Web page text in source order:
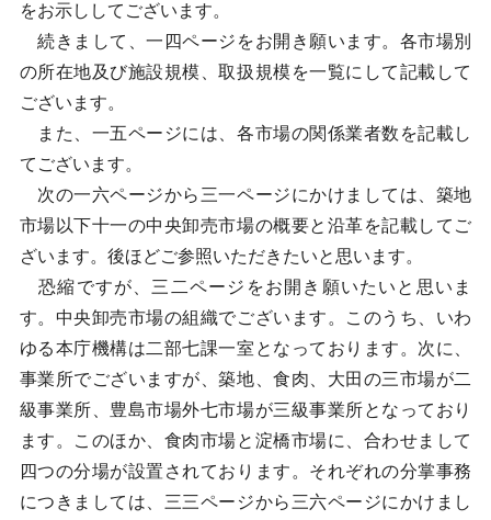
をお示ししてございます。
続きまして、一四ページをお開き願います。各市場別
の所在地及び施設規模、取扱規模を一覧にして記載して
ございます。
また、一五ページには、各市場の関係業者数を記載し
てございます。
次の一六ページから三一ページにかけましては、築地
市場以下十一の中央卸売市場の概要と沿革を記載してご
ざいます。後ほどご参照いただきたいと思います。
恐縮ですが、三二ページをお開き願いたいと思いま
す。中央卸売市場の組織でございます。このうち、いわ
ゆる本庁機構は二部七課一室となっております。次に、
事業所でございますが、築地、食肉、大田の三市場が二
級事業所、豊島市場外七市場が三級事業所となっており
ます。このほか、食肉市場と淀橋市場に、合わせまして
四つの分場が設置されております。それぞれの分掌事務
につきましては、三三ページから三六ページにかけまし